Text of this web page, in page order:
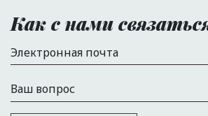
Как с нами
Электронная почта
Ваш вопрос